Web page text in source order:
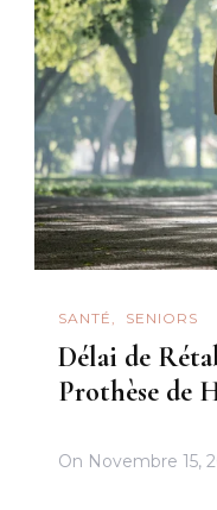
SANTÉ SENIORS
Délai de
Prothèse de
On Novembre 15,